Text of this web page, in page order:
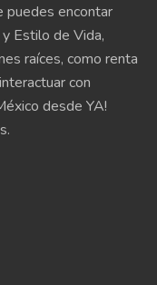
puedes encontar
Estilo de Vida,
raíces, como renta
con
desde YA!